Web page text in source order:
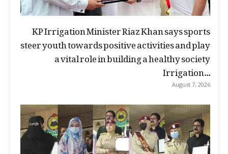
KP Irrigation Minister Riaz Khan says sports
steer youth towards positive activities and play
a vital role in building a healthy society
Irrigation...
August 7, 2026